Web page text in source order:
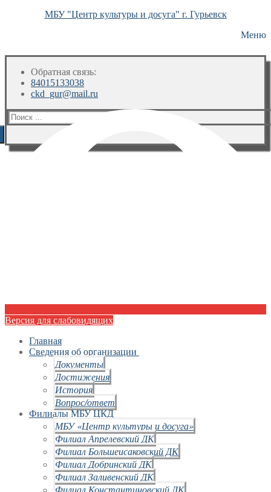
МБУ "Центр культуры и досуга" г. Гурьевск
Меню
Обратная связь:
84015133038
ckd_gur@mail.ru
Искать:
Версия для слабовидящих
Главная
Сведения об организации
Документы
Достижения
История
Вопрос/ответ
Филиалы МБУ ЦКД
МБУ «Центр культуры и досуга»
Филиал Апрелевский ДК
Филиал Большеисаковский ДК
Филиал Добринский ДК
Филиал Заливенский ДК